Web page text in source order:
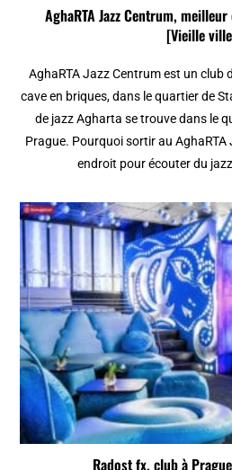
AghaRTA Jazz Centrum,
[Vieille
AghaRTA Jazz Centrum est un club
cave en briques, dans le quartier de
de jazz Agharta se trouve dans le
Prague. Pourquoi sortir au AghaRTA
endroit pour écouter du
Radost fx, club à